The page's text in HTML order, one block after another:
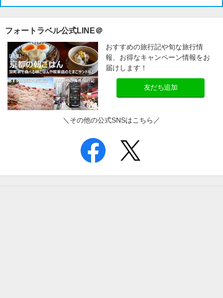
フォートラベル公式LINE＠
おすすめの旅行記や旬な旅行情
報、お得なキャンペーン情報をお
届けします！
友だち追加
＼その他の公式SNSはこちら／